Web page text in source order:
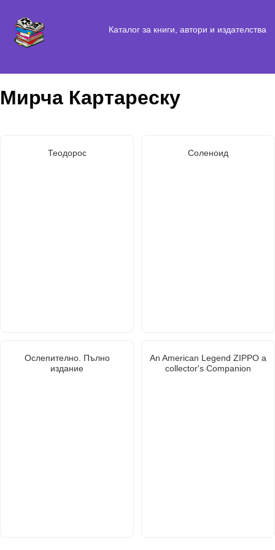
Каталог за книги, автори и издателства
Мирча Картареску
Теодорос Соленоид
Ослепително. Пълно
издание
An American Legend ZIPPO a
collector's Companion